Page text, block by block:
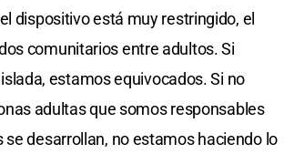
dispositivo está muy restringido, el
comunitarios entre adultos. Si
estamos equivocados. Si no
adultas que somos responsables
desarrollan, no estamos haciendo lo